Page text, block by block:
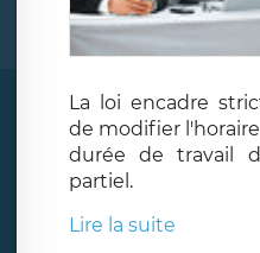
La loi encadre
de modifier
durée de travail
partiel.
Lire la suite